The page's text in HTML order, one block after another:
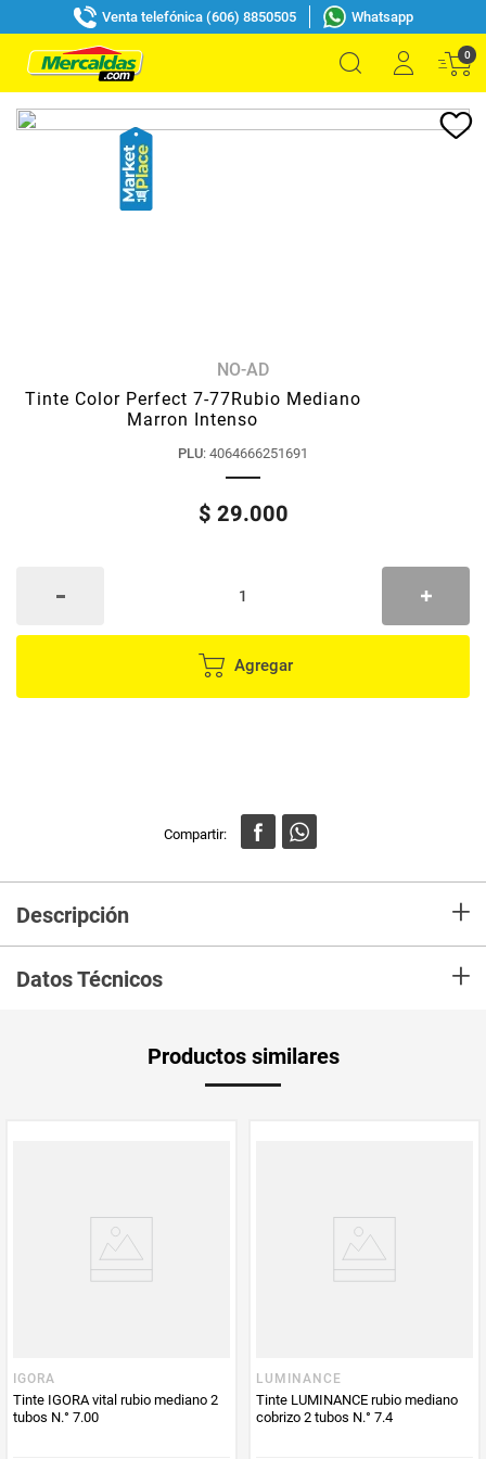
Venta telefónica (606) 8850505 Whatsapp
0
NO-AD
Tinte Color Perfect 7-77Rubio Mediano
Marron Intenso
PLU: 4064666251691
$ 29.000
Agregar
Descripción +
experiencia y creatividad en la coloración del cabello. El sistema Dual-
Dye» ofrece una tonalidad definida y ofrece resultados de alta calidad con
Datos Técnicos +
Tiempo de
Vendido por Dkosmetic
Productos similares
IGORA
Tinte IGORA vital rubio mediano 2
tubos N.° 7.00
LUMINANCE
Tinte LUMINANCE rubio mediano
cobrizo 2 tubos N.° 7.4